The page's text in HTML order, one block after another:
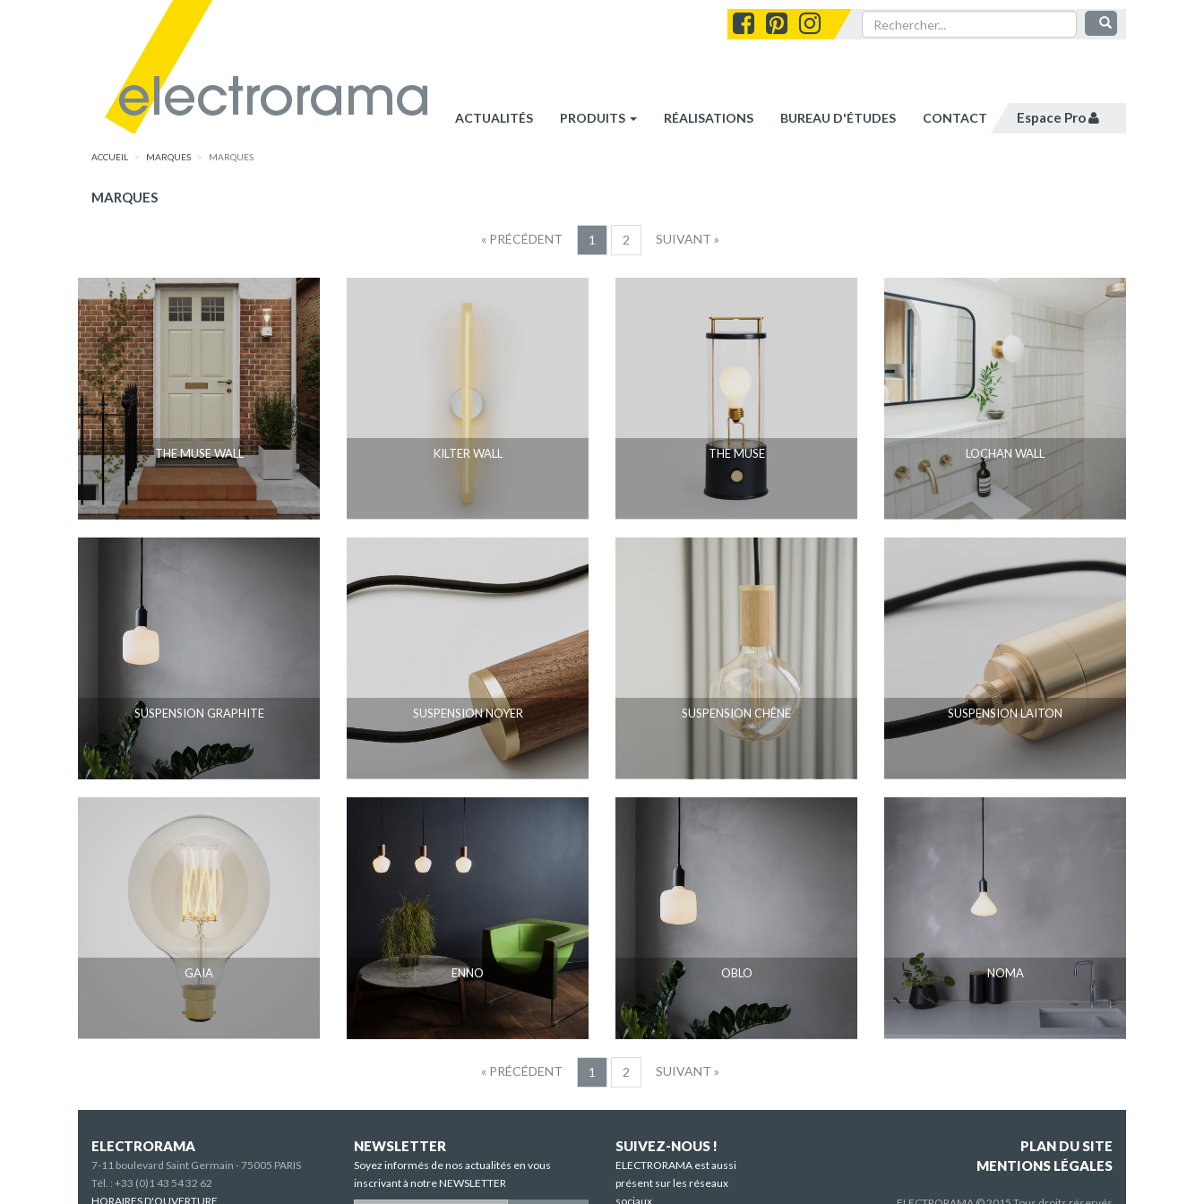
ACTUALITÉS PRODUITS RÉALISATIONS BUREAU D'ÉTUDES CONTACT Espace Pro
ACCUEIL MARQUES MARQUES
MARQUES
« PRÉCÉDENT 1 2 SUIVANT »
THE MUSE WALL KILTER WALL THE MUSE LOCHAN WALL
SUSPENSION GRAPHITE SUSPENSION NOYER SUSPENSION CHÊNE SUSPENSION LAITON
GAIA ENNO OBLO NOMA
« PRÉCÉDENT 1 2 SUIVANT »
ELECTRORAMA
7-11 boulevard Saint Germain - 75005 PARIS
Tél. : +33 (0)1 43 54 32 62
HORAIRES D'OUVERTURE
NEWSLETTER
Soyez informés de nos actualités en vous
inscrivant à notre NEWSLETTER
SUIVEZ-NOUS !
ELECTRORAMA est aussi
présent sur les réseaux
sociaux
PLAN DU SITE
MENTIONS LÉGALES